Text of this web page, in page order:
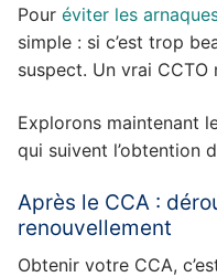
Pour éviter les
simple : si c’est trop
suspect. Un vrai
Explorons maintenant
qui suivent l’obtention
Après le CCA :
renouvellement
Obtenir votre CCA,